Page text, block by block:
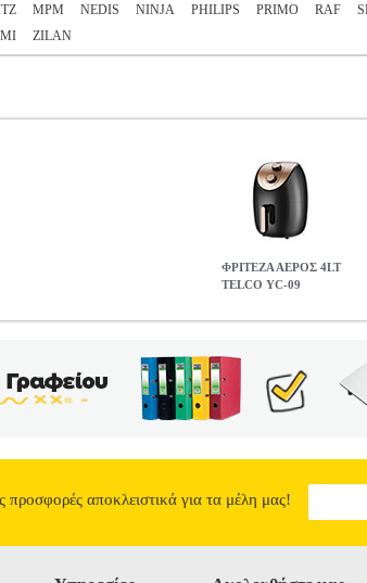
MPM NEDIS NINJA PHILIPS PRIMO RAF
ZILAN
ΦΡΙΤΕΖΑ ΑΕΡΟΣ 4LT
TELCO YC-09
και κάδο 4 λίτρα, είναι μια ιδανική λύση για
φαγητά όπως κοτόπουλο ή λαχανικά.
φαγητά που απαιτούν διαφορετικές
δοχείου 4 lt. - Χαμηλή εκπομπή οσμών και καπνού.
- Επιλογή επιθυμητής θερμοκρασίας
6 1
προσφορές αποκλειστικά για τα μέλη μας!